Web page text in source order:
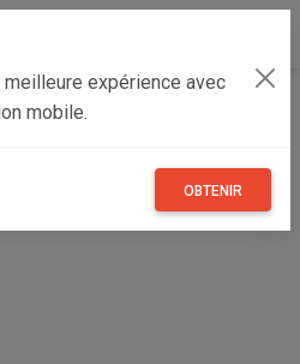
expérience avec
mobile.
OBTENIR
Tunis